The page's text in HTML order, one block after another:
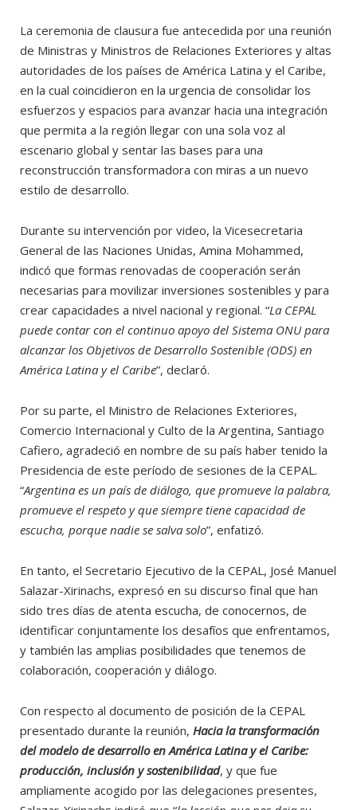
La ceremonia de clausura fue antecedida por una reunión
de Ministras y Ministros de Relaciones Exteriores y altas
autoridades de los países de América Latina y el Caribe,
en la cual coincidieron en la urgencia de consolidar los
esfuerzos y espacios para avanzar hacia una integración
que permita a la región llegar con una sola voz al
escenario global y sentar las bases para una
reconstrucción transformadora con miras a un nuevo
estilo de desarrollo.
Durante su intervención por video, la Vicesecretaria
General de las Naciones Unidas, Amina Mohammed,
indicó que formas renovadas de cooperación serán
necesarias para movilizar inversiones sostenibles y para
crear capacidades a nivel nacional y regional. “La CEPAL
puede contar con el continuo apoyo del Sistema ONU para
alcanzar los Objetivos de Desarrollo Sostenible (ODS) en
América Latina y el Caribe”, declaró.
Por su parte, el Ministro de Relaciones Exteriores,
Comercio Internacional y Culto de la Argentina, Santiago
Cafiero, agradeció en nombre de su país haber tenido la
Presidencia de este período de sesiones de la CEPAL.
“Argentina es un país de diálogo, que promueve la palabra,
promueve el respeto y que siempre tiene capacidad de
escucha, porque nadie se salva solo”, enfatizó.
En tanto, el Secretario Ejecutivo de la CEPAL, José Manuel
Salazar-Xirinachs, expresó en su discurso final que han
sido tres días de atenta escucha, de conocernos, de
identificar conjuntamente los desafíos que enfrentamos,
y también las amplias posibilidades que tenemos de
colaboración, cooperación y diálogo.
Con respecto al documento de posición de la CEPAL
presentado durante la reunión, Hacia la transformación
del modelo de desarrollo en América Latina y el Caribe:
producción, inclusión y sostenibilidad, y que fue
ampliamente acogido por las delegaciones presentes,